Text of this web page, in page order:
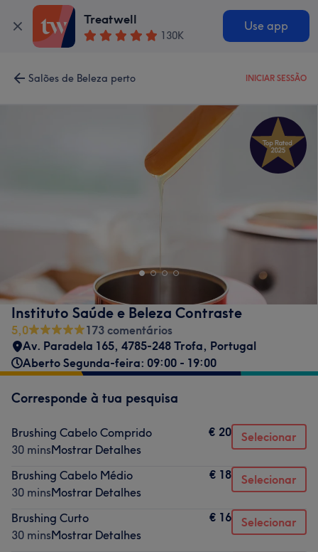
Treatwell
130K
Use app
Salões de Beleza perto INICIAR SESSÃO
Instituto Saúde e Beleza Contraste
5,0
173 comentários
Av. Paradela 165, 4785-248 Trofa, Portugal
Aberto Segunda-feira: 09:00 - 19:00
Corresponde à tua pesquisa
Brushing Cabelo Comprido
30 minsMostrar Detalhes
€ 20 Selecionar
Brushing Cabelo Médio
30 minsMostrar Detalhes
€ 18 Selecionar
Brushing Curto
30 minsMostrar Detalhes
€ 16 Selecionar